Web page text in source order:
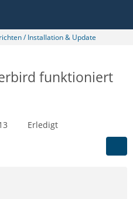
/ Installation & Update
funktioniert
Erledigt